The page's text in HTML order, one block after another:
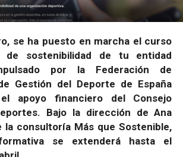
se ha puesto en marcha el curso
de sostenibilidad de tu entidad
por la Federación de
Gestión del Deporte de España
el apoyo financiero del Consejo
Bajo la dirección de Ana
la consultoría Más que Sostenible,
se extenderá hasta el